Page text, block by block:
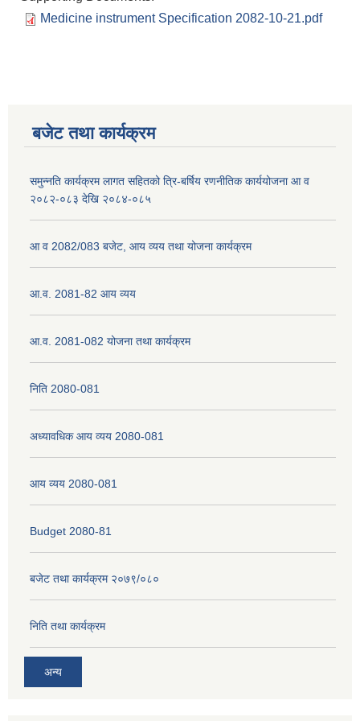
Medicine instrument Specification 2082-10-21.pdf
बजेट तथा कार्यक्रम
समुन्नति कार्यक्रम लागत सहितको त्रि-बर्षिय रणनीतिक कार्ययोजना आ व
२०८२-०८३ देखि २०८४-०८५
आ व 2082/083 बजेट, आय व्यय तथा योजना कार्यक्रम
आ.व. 2081-82 आय व्यय
आ.व. 2081-082 योजना तथा कार्यक्रम
निति 2080-081
अध्यावधिक आय व्यय 2080-081
आय व्यय 2080-081
Budget 2080-81
बजेट तथा कार्यक्रम २०७९/०८०
निति तथा कार्यक्रम
अन्य